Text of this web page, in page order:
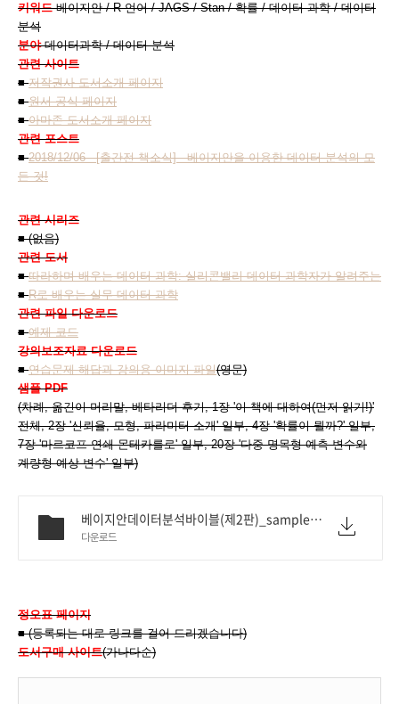
키워드베이지안 / R 언어 / JAGS / Stan / 확률 / 데이터 과학 / 데이터
분석
분야데이터과학 / 데이터 분석
관련 사이트
■저작권사 도서소개 페이지
■원서 공식 페이지
■아마존 도서소개 페이지
관련 포스트
■2018/12/06 - [출간전 책소식] - 베이지안을 이용한 데이터 분석의 모
든 것!
관련 시리즈
■ (없음)
관련 도서
■따라하며 배우는 데이터 과학: 실리콘밸리 데이터 과학자가 알려주는
■R로 배우는 실무 데이터 과학
관련 파일 다운로드
■예제 코드
강의보조자료 다운로드
■연습문제 해답과 강의용 이미지 파일(영문)
샘플 PDF
(차례, 옮긴이 머리말, 베타리더 후기, 1장 '이 책에 대하여(먼저 읽기!)'
전체, 2장 '신뢰율, 모형, 파라미터 소개' 일부, 4장 '확률이 뭘까?' 일부,
7장 '마르코프 연쇄 몬테카를로' 일부, 20장 '다중 명목형 예측 변수와
계량형 예상 변수' 일부)
베이지안데이터분석바이블(제2판)_sample.pdf
다운로드
정오표 페이지
■ (등록되는 대로 링크를 걸어 드리겠습니다)
도서구매 사이트(가나다순)